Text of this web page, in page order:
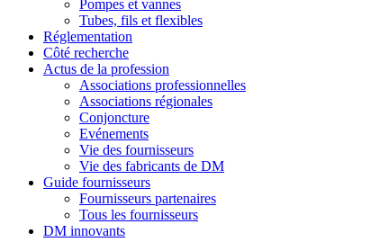
Pompes et vannes
Tubes, fils et flexibles
Réglementation
Côté recherche
Actus de la profession
Associations professionnelles
Associations régionales
Conjoncture
Evénements
Vie des fournisseurs
Vie des fabricants de DM
Guide fournisseurs
Fournisseurs partenaires
Tous les fournisseurs
DM innovants